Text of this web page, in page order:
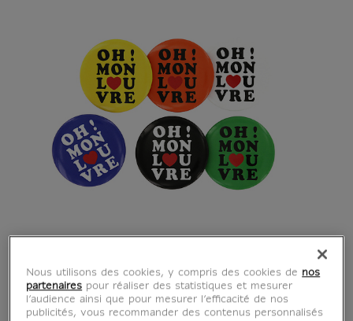
Louvre
Nous utilisons des cookies, y compris des cookies de nos
partenaires pour réaliser des statistiques et mesurer
l’audience ainsi que pour mesurer l’efficacité de nos
publicités, vous recommander des contenus personnalisés